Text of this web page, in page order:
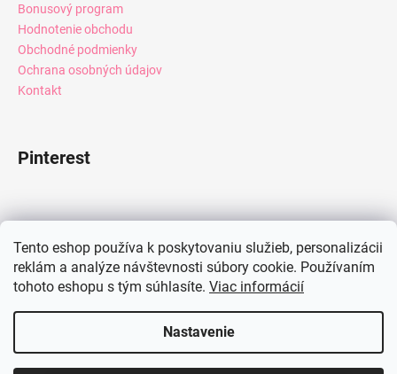
Tento eshop používa k poskytovaniu služieb, personalizácii
reklám a analýze návštevnosti súbory cookie. Používaním
tohoto eshopu s tým súhlasíte. Viac informácií
Nastavenie
Bonusový program
Hodnotenie obchodu
Obchodné podmienky
Ochrana osobných údajov
Kontakt
Pinterest
Instagram